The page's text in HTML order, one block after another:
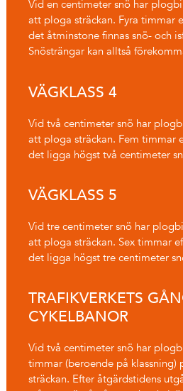
Vid en centimeter snö har
att ploga sträckan. Fyra timmar
det åtminstone finnas snö- och
Snösträngar kan alltså
VÄGKLASS 4
Vid två centimeter snö har
att ploga sträckan. Fem timmar
det ligga högst två centimeter
VÄGKLASS 5
Vid tre centimeter snö har
att ploga sträckan. Sex timmar
det ligga högst tre centimeter
TRAFIKVERKETS
CYKELBANOR
Vid två centimeter snö har
timmar (beroende på klassning)
sträckan. Efter åtgärdstidens